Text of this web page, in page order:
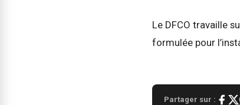
Le DFCO travaille
formulée pour
Partager sur :